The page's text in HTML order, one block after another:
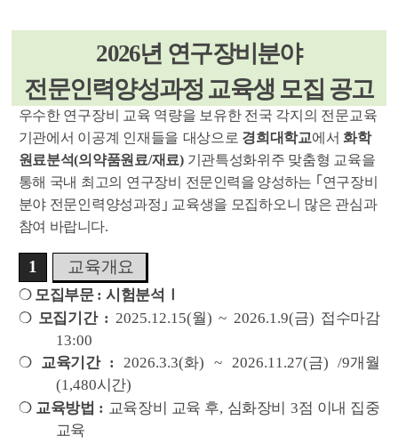
2026년 연구장비분야
전문인력양성과정 교육생 모집 공고
우수한 연구장비 교육 역량을 보유한 전국 각지의 전문교육
기관에서 이공계 인재 들을 대상으로 경희대학교에서화학
원료분석(의약품원료/재료) 기관특성화위주 맞춤형 교육을
통해 국내 최고의 연구장비 전문인력을 양성하는 ｢ 연구장비
분야 전문인력양성과정 ｣ 교육생을 모집하오니 많은 관심과
참여 바랍니다.
1 교육개요
❍ 모집부문 :시험분석
❍ 모집기간 :2025.12.15(월) ~ 2026.1.9(금) 접수마감
13:00
❍ 교육기간 :2026.3.3(화) ~ 2026.11.27(금) /9개월
(1,480시간)
❍ 교육방법 : 교육장비 교육 후, 심화장비 3점 이내 집중
교육